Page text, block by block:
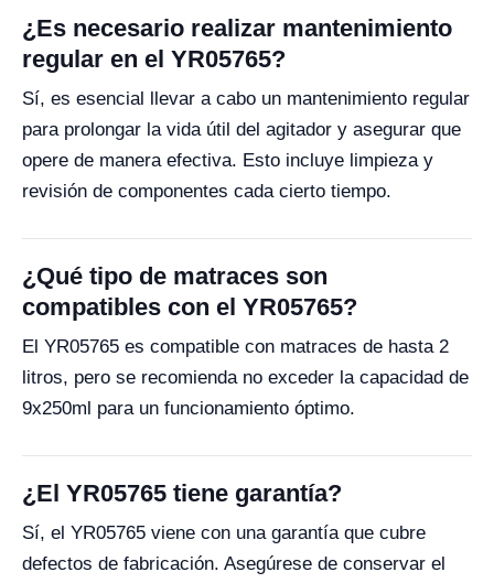
¿Es necesario realizar mantenimiento
regular en el YR05765?
Sí, es esencial llevar a cabo un mantenimiento regular
para prolongar la vida útil del agitador y asegurar que
opere de manera efectiva. Esto incluye limpieza y
revisión de componentes cada cierto tiempo.
¿Qué tipo de matraces son
compatibles con el YR05765?
El YR05765 es compatible con matraces de hasta 2
litros, pero se recomienda no exceder la capacidad de
9x250ml para un funcionamiento óptimo.
¿El YR05765 tiene garantía?
Sí, el YR05765 viene con una garantía que cubre
defectos de fabricación. Asegúrese de conservar el